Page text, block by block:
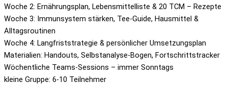
Woche 2: Ernährungsplan, Lebensmittelliste & 20 TCM – Rezepte
Woche 3: Immunsystem stärken, Tee-Guide, Hausmittel &
Alltagsroutinen
Woche 4: Langfriststrategie & persönlicher Umsetzungsplan
Materialien: Handouts, Selbstanalyse-Bogen, Fortschrittstracker
Wöchentliche Teams-Sessions – immer Sonntags
kleine Gruppe: 6-10 Teilnehmer